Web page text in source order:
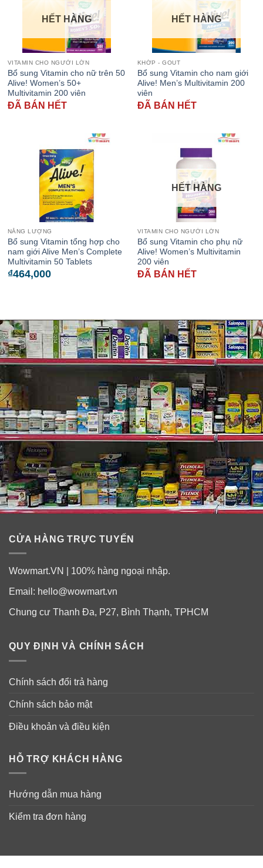
HẾT HÀNG
VITAMIN CHO NGƯỜI LỚN
Bổ sung Vitamin cho nữ trên 50
Alive! Women’s 50+
Multivitamin 200 viên
ĐÃ BÁN HẾT
HẾT HÀNG
KHỚP - GOUT
Bổ sung Vitamin cho nam giới
Alive! Men’s Multivitamin 200
viên
ĐÃ BÁN HẾT
NĂNG LƯỢNG
Bổ sung Vitamin tổng hợp cho
nam giới Alive Men’s Complete
Multivitamin 50 Tablets
₫464,000
HẾT HÀNG
VITAMIN CHO NGƯỜI LỚN
Bổ sung Vitamin cho phụ nữ
Alive! Women’s Multivitamin
200 viên
ĐÃ BÁN HẾT
CỬA HÀNG TRỰC TUYẾN
Wowmart.VN | 100% hàng ngoại nhập.
Email: hello@wowmart.vn
Chung cư Thanh Đa, P27, Bình Thạnh, TPHCM
QUY ĐỊNH VÀ CHÍNH SÁCH
Chính sách đổi trả hàng
Chính sách bảo mật
Điều khoản và điều kiện
HỖ TRỢ KHÁCH HÀNG
Hướng dẫn mua hàng
Kiểm tra đơn hàng